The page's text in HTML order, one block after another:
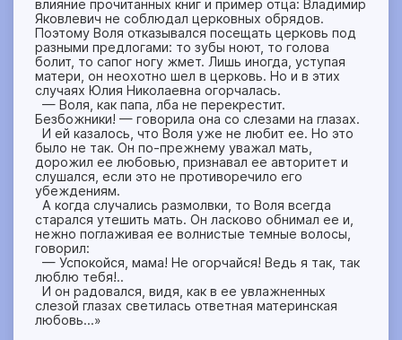
влияние прочитанных книг и пример отца: Владимир
Яковлевич не соблюдал церковных обрядов.
Поэтому Воля отказывался посещать церковь под
разными предлогами: то зубы ноют, то голова
болит, то сапог ногу жмет. Лишь иногда, уступая
матери, он неохотно шел в церковь. Но и в этих
случаях Юлия Николаевна огорчалась.
— Воля, как папа, лба не перекрестит.
Безбожники! — говорила она со слезами на глазах.
И ей казалось, что Воля уже не любит ее. Но это
было не так. Он по-прежнему уважал мать,
дорожил ее любовью, признавал ее авторитет и
слушался, если это не противоречило его
убеждениям.
А когда случались размолвки, то Воля всегда
старался утешить мать. Он ласково обнимал ее и,
нежно поглаживая ее волнистые темные волосы,
говорил:
— Успокойся, мама! Не огорчайся! Ведь я так, так
люблю тебя!..
И он радовался, видя, как в ее увлажненных
слезой глазах светилась ответная материнская
любовь…»